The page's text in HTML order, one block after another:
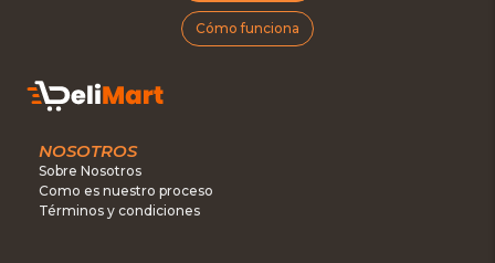
Cómo funciona
NOSOTROS
Sobre Nosotros
Como es nuestro proceso
Términos y condiciones